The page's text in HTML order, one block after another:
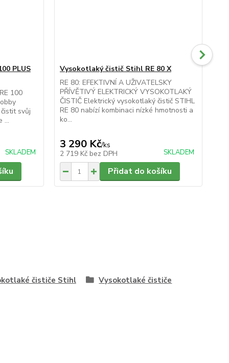
PLUS
100
svůj
...
SKLADEM
Vysokotlaký čistič Stihl RE 80 X
RE 80: EFEKTIVNÍ A UŽIVATELSKY
PŘÍVĚTIVÝ ELEKTRICKÝ VYSOKOTLAKÝ
ČISTIČ Elektrický vysokotlaký čistič STIHL
RE 80 nabízí kombinaci nízké hmotnosti a
ko...
3 290 Kč/ks
2 719 Kč bez DPH SKLADEM
Přidat do košíku
čističe Stihl Vysokotlaké čističe